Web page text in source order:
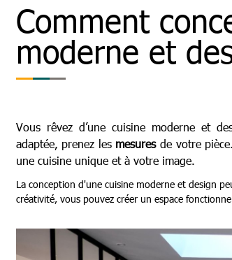
Comment
moderne et
Vous rêvez d’une cuisine moderne et
adaptée, prenez les mesuresde votre
une cuisine unique et à votre image.
La conception d'une cuisine moderne et design
créativité, vous pouvez créer un espace